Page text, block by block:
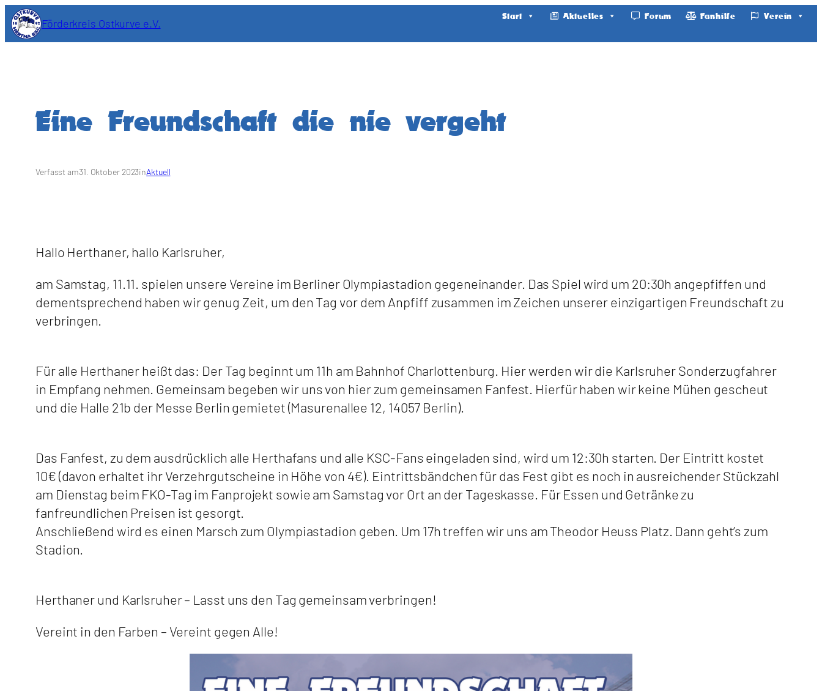
Zum
Inhalt
Förderkreis Ostkurve e.V.
Start Aktuelles Forum Fanhilfe Verein
Eine Freundschaft die nie vergeht
Verfasst am31. Oktober 2023inAktuell
Hallo Herthaner, hallo Karlsruher,
am Samstag, 11.11. spielen unsere Vereine im Berliner Olympiastadion gegeneinander. Das Spiel wird um 20:30h angepfiffen und
dementsprechend haben wir genug Zeit, um den Tag vor dem Anpfiff zusammen im Zeichen unserer einzigartigen Freundschaft zu
verbringen.
Für alle Herthaner heißt das: Der Tag beginnt um 11h am Bahnhof Charlottenburg. Hier werden wir die Karlsruher Sonderzugfahrer
in Empfang nehmen. Gemeinsam begeben wir uns von hier zum gemeinsamen Fanfest. Hierfür haben wir keine Mühen gescheut
und die Halle 21b der Messe Berlin gemietet (Masurenallee 12, 14057 Berlin).
Das Fanfest, zu dem ausdrücklich alle Herthafans und alle KSC-Fans eingeladen sind, wird um 12:30h starten. Der Eintritt kostet
10€ (davon erhaltet ihr Verzehrgutscheine in Höhe von 4€). Eintrittsbändchen für das Fest gibt es noch in ausreichender Stückzahl
am Dienstag beim FKO-Tag im Fanprojekt sowie am Samstag vor Ort an der Tageskasse. Für Essen und Getränke zu
fanfreundlichen Preisen ist gesorgt.
Anschließend wird es einen Marsch zum Olympiastadion geben. Um 17h treffen wir uns am Theodor Heuss Platz. Dann geht’s zum
Stadion.
Herthaner und Karlsruher – Lasst uns den Tag gemeinsam verbringen!
Vereint in den Farben – Vereint gegen Alle!